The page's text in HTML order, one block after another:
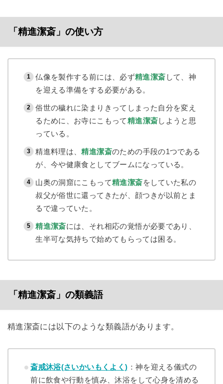
「精進潔斎」の使い方
仏像を製作する前には、必ず精進潔斎 して、神
を迎える準備をする必要がある。
俗世の穢れに染まりきってしまった自分を変え
るために、お寺にこもって精進潔斎しようと思
っている。
精進料理は、精進潔斎のための手段の1つである
が、今や健康食としてブームになっている。
山奥の洞窟にこもって精進潔斎をしていた私の
叔父が俗世に還ってきたが、顔つきが以前とま
るで違っていた。
精進潔斎には、それ相応の覚悟が必要であり、
生半可な気持ちで始めてもらっては困る。
「精進潔斎」の類義語
精進潔斎には以下のような類義語があります。
斎戒沐浴(さいかいもくよく) ：神を迎える儀式の
前に飲食や行動を慎み、沐浴をして心身を清める